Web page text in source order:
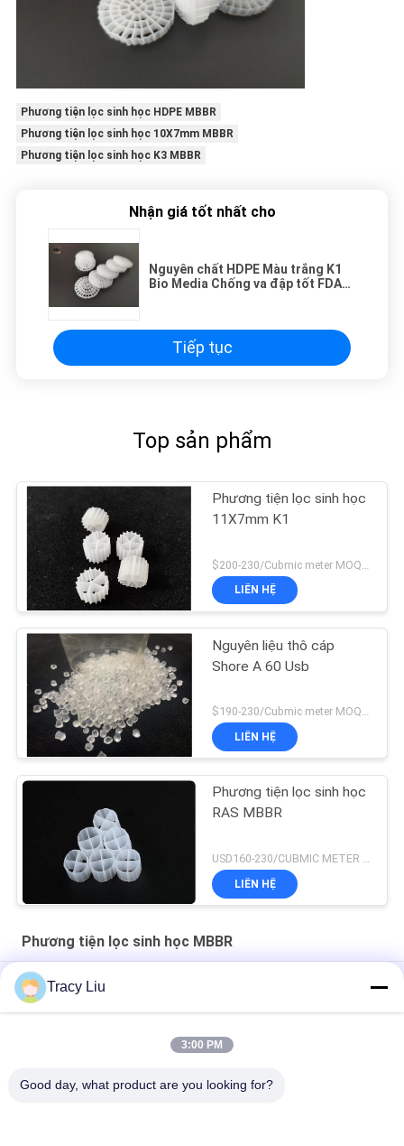
Phương tiện lọc sinh học HDPE MBBR
Phương tiện lọc sinh học 10X7mm MBBR
Phương tiện lọc sinh học K3 MBBR
Nhận giá tốt nhất cho
Nguyên chất HDPE Màu trắng K1
Bio Media Chống va đập tốt FDA
Tiếp tục
Top sản phẩm
Phương tiện lọc sinh học
11X7mm K1
LIÊN HỆ
Nguyên liệu thô cáp
Shore A 60 Usb
$190-230/Cubmic meter MOQ:1CubmicMeter
LIÊN HỆ
Phương tiện lọc sinh học
RAS MBBR
USD160-230/CUBMIC METER MOQ:1CubmicMeter
LIÊN HỆ
Phương tiện lọc sinh học MBBR
16x10mm 6 phòng MBBR Biofilter Media Làm sạch nước thải
25X4mm Bộ lọc sinh học nuôi trồng thủy sản Diện tích bề mặt
Tracy Liu
3:00 PM
Good day, what product are you looking for?